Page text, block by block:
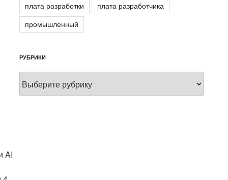
AI
плата разработки
плата разработчика
промышленный
РУБРИКИ
Рубрики